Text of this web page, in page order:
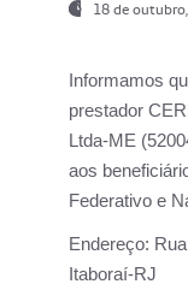
18 de
Informamos
prestador
Ltda-ME
aos
Federativo e
Endereço:
Itaboraí-RJ